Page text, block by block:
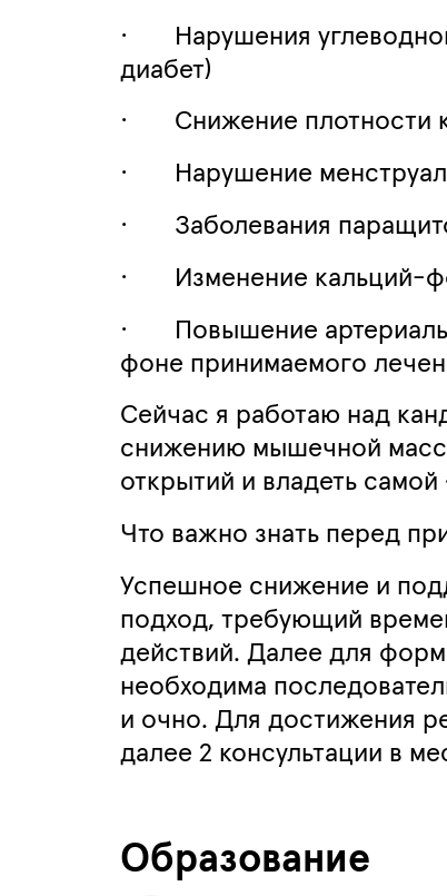
·
Нарушения
диабет)
·
Снижение плотности
·
Нарушение
·
Заболевания
·
Изменение кальций-
·
Повышение
фоне принимаемого
Сейчас я работаю над
снижению мышечной
открытий и владеть
Что важно знать перед
Успешное снижение и
подход, требующий
действий. Далее для
необходима
и очно. Для достижения
далее 2 консультации в
Образование